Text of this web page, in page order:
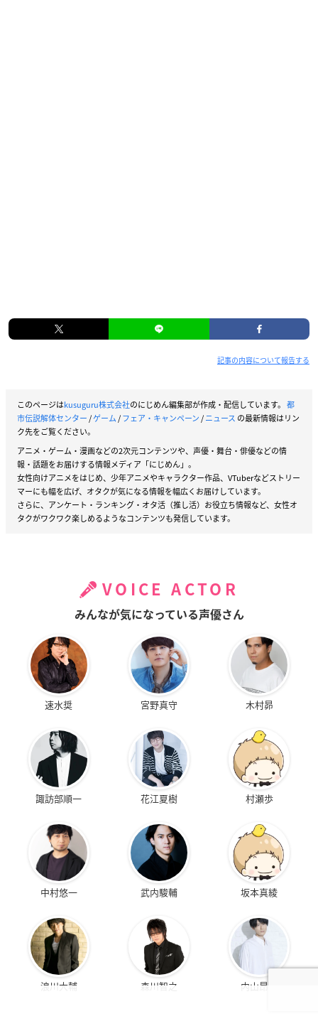
記事の内容について報告する
このページはkusuguru株式会社のにじめん編集部が作成・配信しています。 都
市伝説解体センター/ゲーム/フェア・キャンペーン/ニュース の最新情報はリン
ク先をご覧ください。
アニメ・ゲーム・漫画などの2次元コンテンツや、声優・舞台・俳優などの情
報・話題をお届けする情報メディア「にじめん」。
女性向けアニメをはじめ、少年アニメやキャラクター作品、VTuberなどストリー
マーにも幅を広げ、オタクが気になる情報を幅広くお届けしています。
さらに、アンケート・ランキング・オタ活（推し活）お役立ち情報など、女性オ
タクがワクワク楽しめるようなコンテンツも発信しています。
VOICE ACTOR
みんなが気になっている声優さん
速水奨 宮野真守 木村昴
諏訪部順一 花江夏樹 村瀬歩
中村悠一 武内駿輔 坂本真綾
浪川大輔 森川智之 内山昂輝